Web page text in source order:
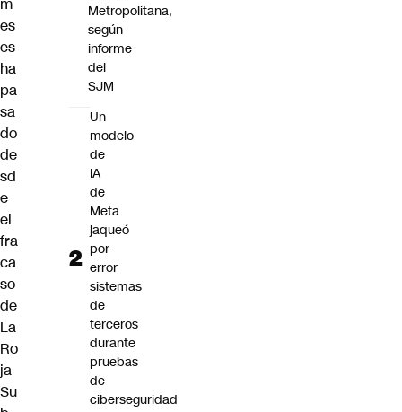
es
es
ha
pa
sa
do
de
sd
e
el
fra
ca
so
de
La
Ro
ja
Su
Metropolitana,
según
informe
del
SJM
Un
modelo
de
IA
de
Meta
jaqueó
por
error
sistemas
de
terceros
durante
pruebas
de
ciberseguridad